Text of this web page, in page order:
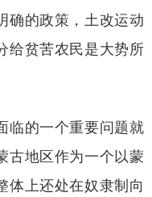
确的政策，土改运动
给贫苦农民是大势所
临的一个重要问题就
古地区作为一个以蒙
体上还处在奴隶制向